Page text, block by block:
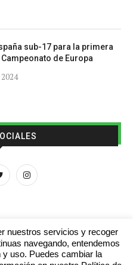
sub-17 para la primera
de Europa
Colabora con nosotros
nuestros servicios y recoger
navegando, entendemos
uso. Puedes cambiar la